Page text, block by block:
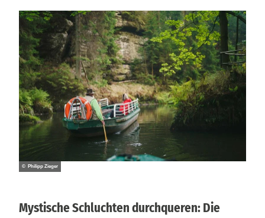
© Philipp Zieger
Mystische Schluchten durchqueren: Die